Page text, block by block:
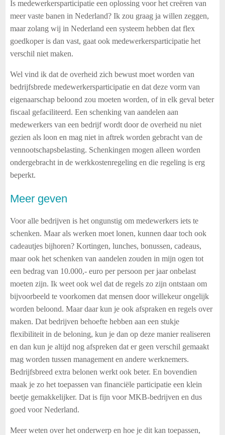
Is medewerkersparticipatie een oplossing voor het creëren van
meer vaste banen in Nederland? Ik zou graag ja willen zeggen,
maar zolang wij in Nederland een systeem hebben dat flex
goedkoper is dan vast, gaat ook medewerkersparticipatie het
verschil niet maken.
Wel vind ik dat de overheid zich bewust moet worden van
bedrijfsbrede medewerkersparticipatie en dat deze vorm van
eigenaarschap beloond zou moeten worden, of in elk geval beter
fiscaal gefaciliteerd. Een schenking van aandelen aan
medewerkers van een bedrijf wordt door de overheid nu niet
gezien als loon en mag niet in aftrek worden gebracht van de
vennootschapsbelasting. Schenkingen mogen alleen worden
ondergebracht in de werkkostenregeling en die regeling is erg
beperkt.
Meer geven
Voor alle bedrijven is het ongunstig om medewerkers iets te
schenken. Maar als werken moet lonen, kunnen daar toch ook
cadeautjes bijhoren? Kortingen, lunches, bonussen, cadeaus,
maar ook het schenken van aandelen zouden in mijn ogen tot
een bedrag van 10.000,- euro per persoon per jaar onbelast
moeten zijn. Ik weet ook wel dat de regels zo zijn ontstaan om
bijvoorbeeld te voorkomen dat mensen door willekeur ongelijk
worden beloond. Maar daar kun je ook afspraken en regels over
maken. Dat bedrijven behoefte hebben aan een stukje
flexibiliteit in de beloning, kun je dan op deze manier realiseren
en dan kun je altijd nog afspreken dat er geen verschil gemaakt
mag worden tussen management en andere werknemers.
Bedrijfsbreed extra belonen werkt ook beter. En bovendien
maak je zo het toepassen van financiële participatie een klein
beetje gemakkelijker. Dat is fijn voor MKB-bedrijven en dus
goed voor Nederland.
Meer weten over het onderwerp en hoe je dit kan toepassen,